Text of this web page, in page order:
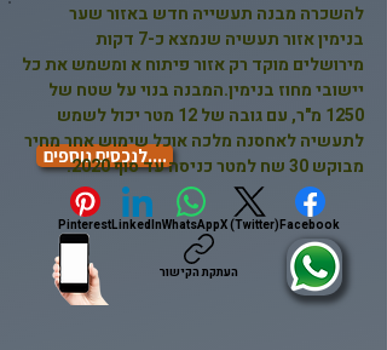
....לנכסים נוספים
Facebook
X (Twitter)
WhatsApp
LinkedIn
Pinterest
העתקת הקישור
להשכרה מבנה תעשייה חדש באזור שער
בנימין אזור תעשיה שנמצא כ-7 דקות
מירושלים מוקד רק אזור פיתוח א ומשמש את כל
יישובי מחוז בנימין.המבנה בנוי על שטח של
1250 מ"ר, עם גובה של 12 מטר יכול לשמש
לתעשיה לאחסנה מלכה אוכל שימוש אחר מחיר
מבוקש 30 שח למטר כניסה עד סוף 2020.